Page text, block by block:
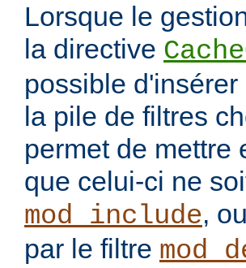
Lorsque le
la directive
possible d'insérer
la pile de filtres
permet de mettre
que celui-ci ne
mod_include,
par le filtre